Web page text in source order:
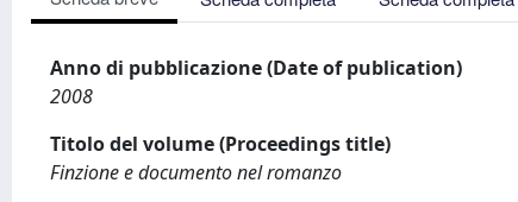
Anno di pubblicazione (Date of publication)
2008
Titolo del volume (Proceedings title)
Finzione e documento nel romanzo